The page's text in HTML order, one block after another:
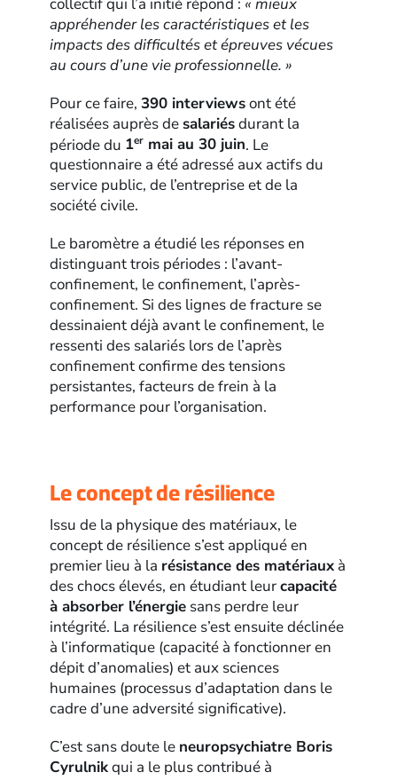
appréhender les caractéristiques et les
impacts des difficultés et épreuves vécues
au cours d’une vie professionnelle. »
Pour ce faire,390 interviewsont été
réalisées auprès desalariésdurant la
période du 1er mai au 30 juin. Le
questionnaire a été adressé aux actifs du
service public, de l’entreprise et de la
société civile.
Le baromètre a étudié les réponses en
distinguant trois périodes : l’avant-
confinement, le confinement, l’après-
confinement. Si des lignes de fracture se
dessinaient déjà avant le confinement, le
ressenti des salariés lors de l’après
confinement confirme des tensions
persistantes, facteurs de frein à la
performance pour l’organisation.
Le concept de résilience
Issu de la physique des matériaux, le
concept de résilience s’est appliqué en
premier lieu à la résistance des matériaux à
des chocs élevés, en étudiant leurcapacité
à absorber l’énergie sans perdre leur
intégrité. La résilience s’est ensuite déclinée
à l’informatique (capacité à fonctionner en
dépit d’anomalies) et aux sciences
humaines (processus d’adaptation dans le
cadre d’une adversité significative).
C’est sans doute le neuropsychiatre Boris
Cyrulnikqui a le plus contribué à